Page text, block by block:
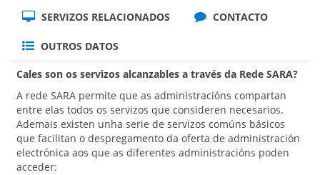
SERVIZOS RELACIONADOS CONTACTO
OUTROS DATOS
Cales son os servizos alcanzables a través da Rede SARA?
A rede SARA permite que as administracións compartan
entre elas todos os servizos que consideren necesarios.
Ademais existen unha serie de servizos comúns básicos
que facilitan o despregamento da oferta de administración
electrónica aos que as diferentes administracións poden
acceder: